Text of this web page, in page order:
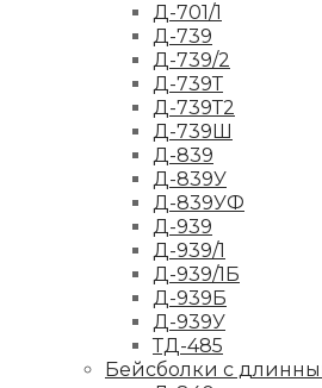
Д-701/1
Д-739
Д-739/2
Д-739Т
Д-739Т2
Д-739Ш
Д-839
Д-839У
Д-839УФ
Д-939
Д-939/1
Д-939/1Б
Д-939Б
Д-939У
ТД-485
Бейсболки с